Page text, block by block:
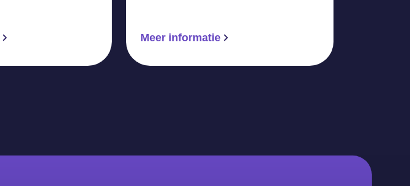
Meer informatie